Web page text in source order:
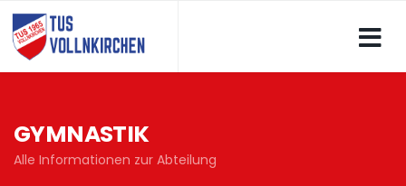
GYMNASTIK
Alle Informationen zur Abteilung